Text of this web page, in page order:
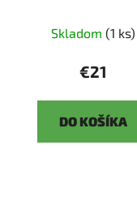
Skladom (1 ks)
€21
DO KOŠÍKA